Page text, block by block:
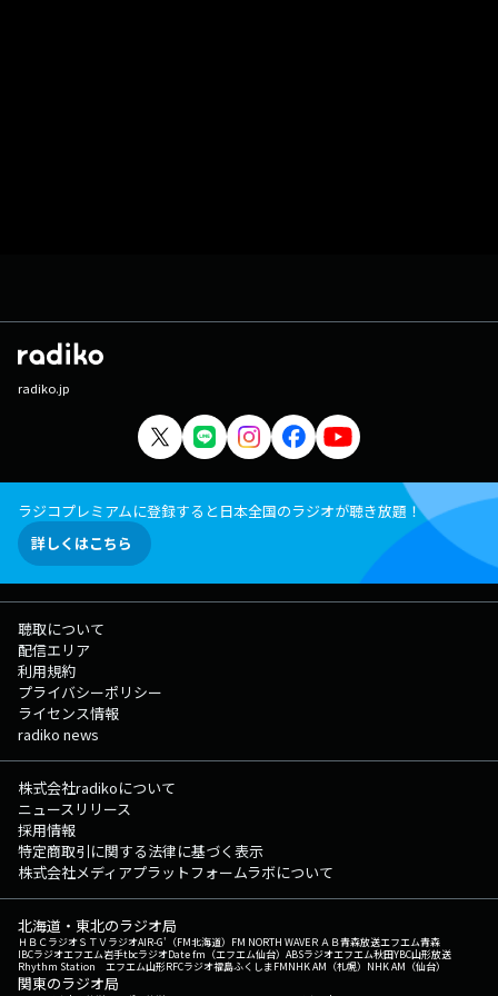
radiko.jp
ラジコプレミアムに登録すると日本全国のラジオが聴き放題！
詳しくはこちら
聴取について
配信エリア
利用規約
プライバシーポリシー
ライセンス情報
radiko news
株式会社radikoについて
ニュースリリース
採用情報
特定商取引に関する法律に基づく表示
株式会社メディアプラットフォームラボについて
北海道・東北のラジオ局
ＨＢＣラジオＳＴＶラジオAIR-G'（FM北海道） FM NORTH WAVEＲＡＢ青森放送エフエム青森
IBCラジオエフエム岩手tbcラジオDate fm（エフエム仙台） ABSラジオエフエム秋田YBC山形放送
Rhythm Station エフエム山形RFCラジオ福島ふくしまFMNHK AM（札幌） NHK AM（仙台）
関東のラジオ局